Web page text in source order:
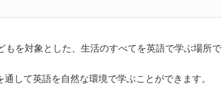
もを対象とした、生活のすべてを英語で学ぶ場所で
して英語を自然な環境で学ぶことができます。